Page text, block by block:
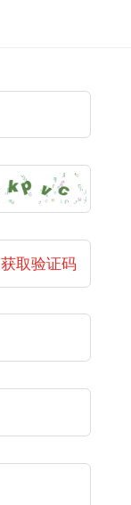
获取验证码